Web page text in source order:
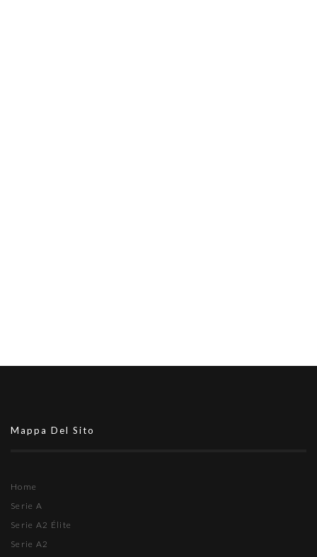
Mappa Del Sito
Home
Serie A
Serie A2 Élite
Serie A2